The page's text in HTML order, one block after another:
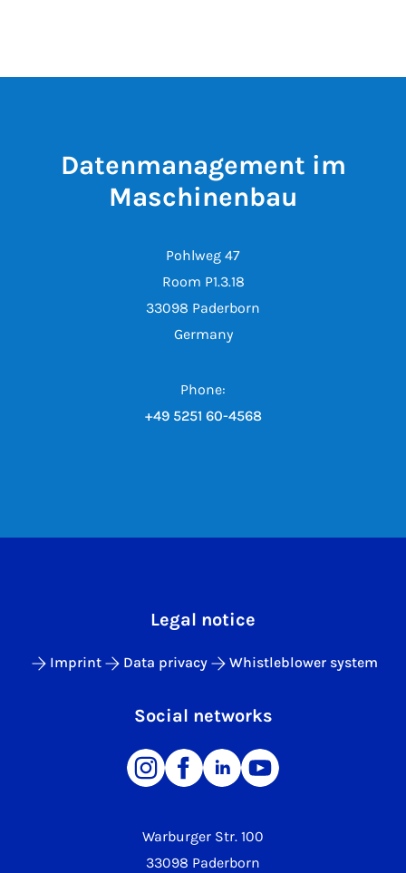
Datenmanagement im
Maschinenbau
Pohlweg 47
Room P1.3.18
33098 Paderborn
Germany
Phone:
+49 5251 60-4568
Warburger Str. 100
33098 Paderborn
Legal notice
Imprint Data privacy Whistleblower system
Social networks